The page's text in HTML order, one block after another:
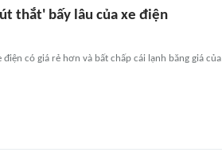
thắt' bấy lâu của xe điện
có giá rẻ hơn và bất chấp cái lạnh băng giá của